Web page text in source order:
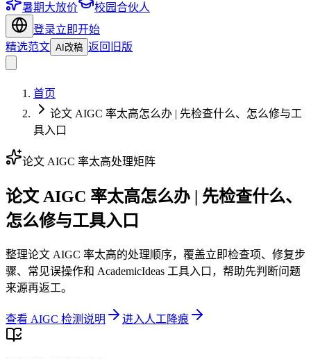
暑期大放价
校园合伙人
登录立即开始
精选范文 AI改稿 返回旧版
首页
论文 AIGC 率太高怎么办 | 先检查什么、怎么修与工
具入口
论文 AIGC 率太高处理矩阵
论文 AIGC 率太高怎么办 | 先检查什么、
怎么修与工具入口
整理论文 AIGC 率太高的处理顺序，覆盖立即检查项、修复步
骤、常见误操作和 AcademicIdeas 工具入口，帮助先判断问题
来源再返工。
查看 AIGC 检测说明 进入人工降痕